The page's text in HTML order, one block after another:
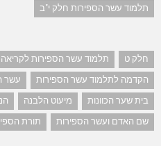
תלמוד עשר הספירות חלק י"ב
חלק ט תלמוד עשר הספירות לקריאה
הקדמה לתלמוד עשר הספירות
עשר
בית שער הכוונות
מיעוט הלבנה
שם האדם ועשר הספירות
תורת